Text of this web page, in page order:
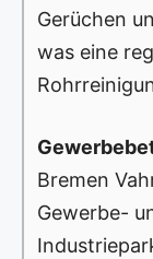
Gerüchen
was eine
Bremen
Gewerbe-